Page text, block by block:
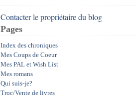
Contacter le propriétaire du blog
Pages
Index des chroniques
Mes Coups de Coeur
Mes PAL et Wish List
Mes romans
Qui suis-je?
Troc/Vente de livres